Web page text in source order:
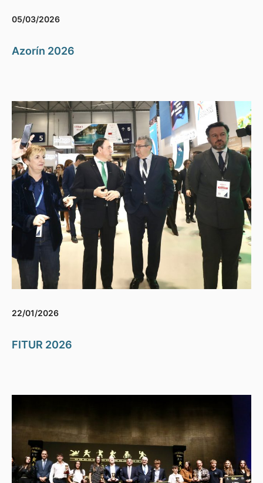
05/03/2026
Azorín 2026
22/01/2026
FITUR 2026